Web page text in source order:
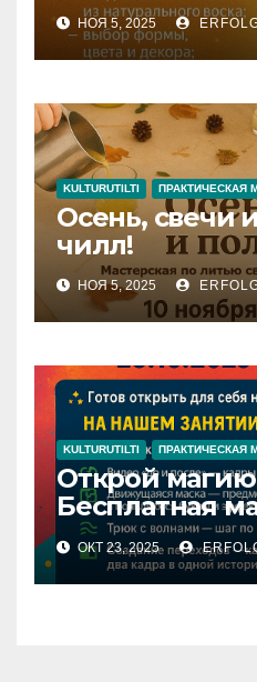
НОЯ 5, 2025
KULTURUTILTI ПРАКТИЧЕСКАЯ
Осень, свечи
чилл!
НОЯ 5, 2025
KULTURUTILTI ПРАКТИЧЕСКАЯ
Открой
Бесплатная
молодежи
ОКТ 23, 2025